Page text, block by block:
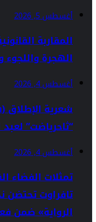
أغسطس 5, 2026
المقاربة
الهجرة
أغسطس 4, 2026
“ثاحرياضت”
أغسطس 4, 2026
تمثلات الفضاء
تافراوت تحتضن
الرواية» ضمن